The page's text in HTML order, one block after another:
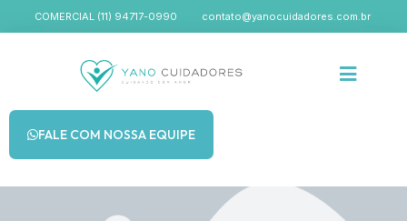
COMERCIAL (11) 94717-0990 contato@yanocuidadores.com.br
FALE COM NOSSA EQUIPE